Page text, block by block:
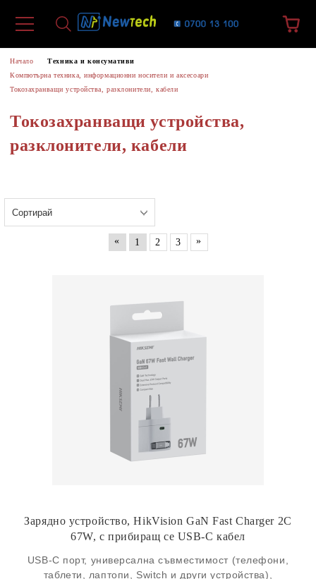
Начало
Техника и консумативи
Компютърна техника, информационни носители и аксесоари
Токозахранващи устройства, разклонители, кабели
Токозахранващи устройства,
разклонители, кабели
« 1 2 3 »
Зарядно устройство, HikVision GaN Fast Charger 2C
67W, с прибиращ се USB-C кабел
USB-C порт, универсална съвместимост (телефони,
таблети, лаптопи, Switch и други устройства),